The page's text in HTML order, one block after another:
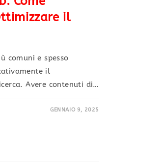
il
comuni e spesso
il
Avere contenuti di…
GENNAIO 9, 2025